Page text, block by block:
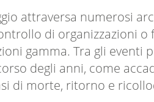
attraversa numerosi
di organizzazioni
gamma. Tra gli
degli anni, come
di morte, ritorno e